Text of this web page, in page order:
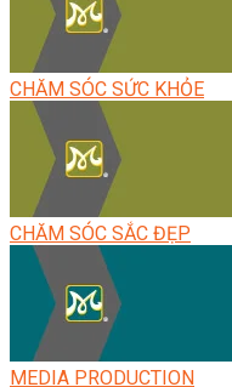
CHĂM SÓC SỨC KHỎE
CHĂM SÓC SẮC ĐẸP
MEDIA PRODUCTION